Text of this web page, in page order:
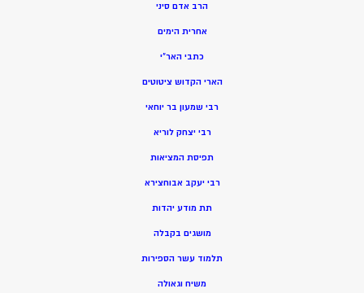
הרב אדם סיני
אחרית הימים
כתבי האר”י
הארי הקדוש ציטוטים
רבי שמעון בר יוחאי
רבי יצחק לוריא
תפיסת המציאות
רבי יעקב אבוחצירא
תת מודע יהדות
מושגים בקבלה
תלמוד עשר הספירות
משיח וגאולה